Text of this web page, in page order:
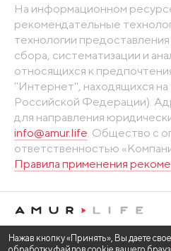
На информационном
рекомендательные
технологии
сбора, систематизации и
относящихся к
"Интернет", находящихся
Российской Федерации).
для направления
info@amur.life . Общество с
ответственностью
Правила применения
Нажав кнопку «Принять», Вы даете свое